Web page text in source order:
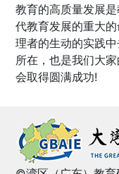
教育的高质量发展
代教育发展的重大
理者的生动的实践
所在，也是我们大
会取得圆满成功!